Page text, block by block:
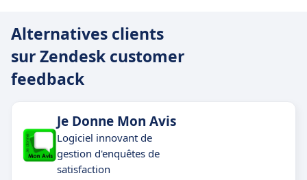
Alternatives clients
sur Zendesk customer
feedback
Je Donne Mon Avis
Logiciel innovant de
gestion d'enquêtes de
satisfaction